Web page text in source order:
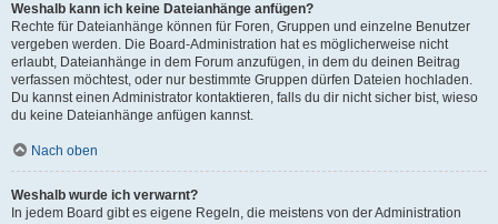
Weshalb kann ich keine Dateianhänge anfügen?
Rechte für Dateianhänge können für Foren, Gruppen und einzelne Benutzer
vergeben werden. Die Board-Administration hat es möglicherweise nicht
erlaubt, Dateianhänge in dem Forum anzufügen, in dem du deinen Beitrag
verfassen möchtest, oder nur bestimmte Gruppen dürfen Dateien hochladen.
Du kannst einen Administrator kontaktieren, falls du dir nicht sicher bist, wieso
du keine Dateianhänge anfügen kannst.
Nach oben
Weshalb wurde ich verwarnt?
In jedem Board gibt es eigene Regeln, die meistens von der Administration